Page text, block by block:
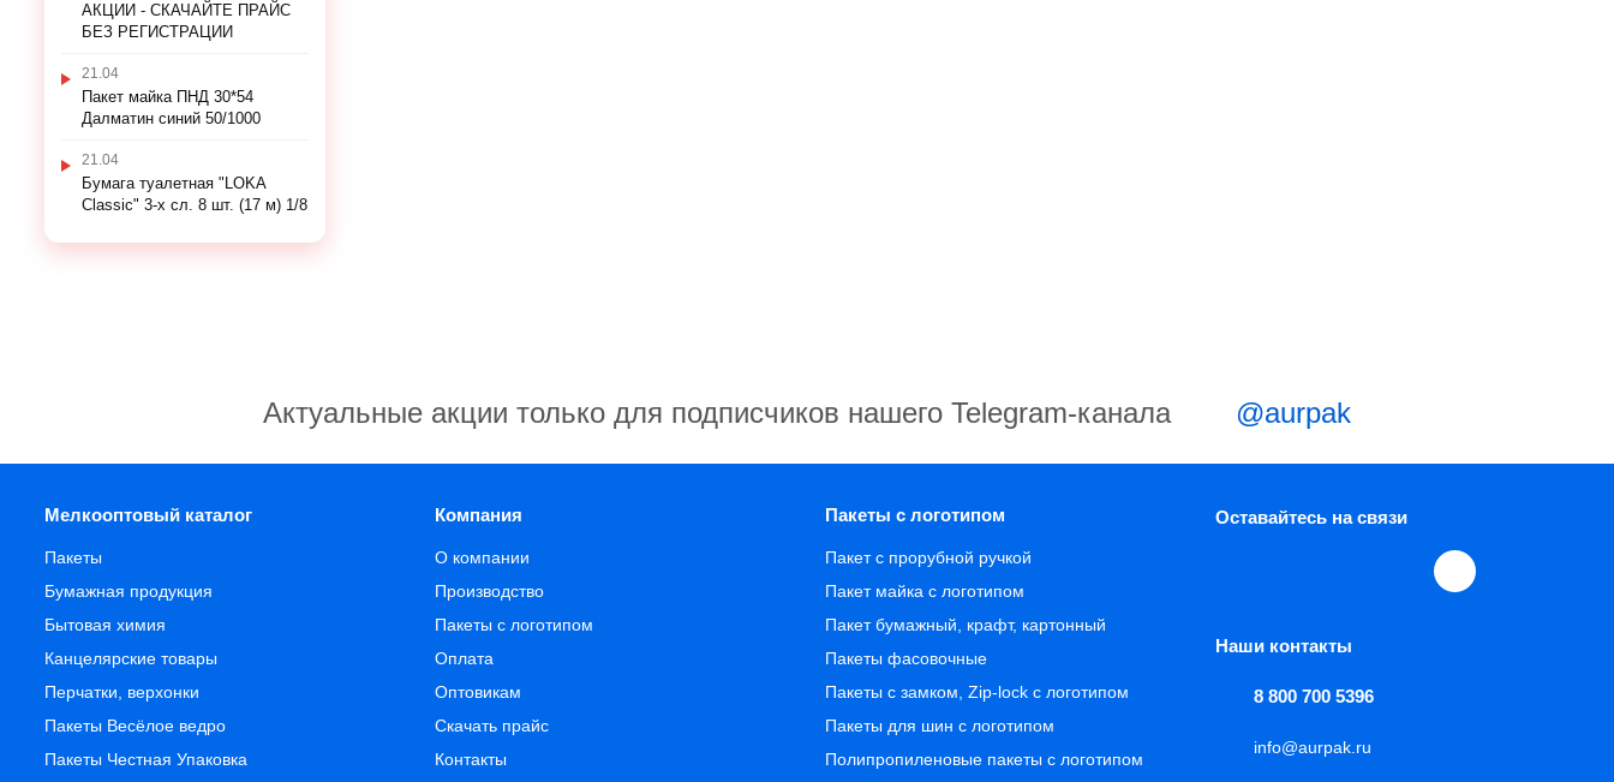
АКЦИИ - СКАЧАЙТЕ ПРАЙС
БЕЗ РЕГИСТРАЦИИ
21.04
Пакет майка ПНД 30*54
Далматин синий 50/1000
21.04
Бумага туалетная "LOKA
Classic" 3-х сл. 8 шт. (17 м) 1/8
Актуальные акции только для подписчиков нашего Telegram-канала @aurpak
Мелкооптовый каталог
Пакеты
Бумажная продукция
Бытовая химия
Канцелярские товары
Перчатки, верхонки
Пакеты Весёлое ведро
Пакеты Честная Упаковка
Компания
О компании
Производство
Пакеты с логотипом
Оплата
Оптовикам
Скачать прайс
Контакты
Пакеты с логотипом
Пакет с прорубной ручкой
Пакет майка с логотипом
Пакет бумажный, крафт, картонный
Пакеты фасовочные
Пакеты с замком, Zip-lock с логотипом
Пакеты для шин с логотипом
Полипропиленовые пакеты с логотипом
Оставайтесь на связи
Наши контакты
8 800 700 5396
info@aurpak.ru